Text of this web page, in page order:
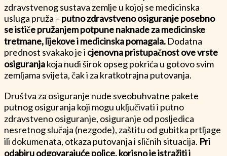
zdravstvenog sustava zemlje u kojoj se medicinska
usluga pruža – putno zdravstveno osiguranje posebno
se ističe pružanjem potpune naknade za medicinske
tretmane, lijekove i medicinska pomagala. Dodatna
prednost svakako je i cjenovna pristupačnost ove vrste
osiguranjakoja nudi širok opseg pokrića u gotovo svim
zemljama svijeta, čak i za kratkotrajna putovanja.
Društva za osiguranje nude sveobuhvatne pakete
putnog osiguranja koji mogu uključivati i putno
zdravstveno osiguranje, osiguranje od posljedica
nesretnog slučaja (nezgode), zaštitu od gubitka prtljage
ili dokumenata, otkaza putovanja i sličnih situacija. Pri
odabiru odgovarajuće police, korisno je istražiti i